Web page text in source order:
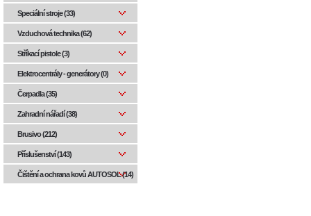
Speciální stroje (33)
Vzduchová technika (62)
Stříkací pistole (3)
Elektrocentrály - generátory (0)
Čerpadla (35)
Zahradní nářadí (38)
Brusivo (212)
Příslušenství (143)
Čištění a ochrana kovů AUTOSOL (14)